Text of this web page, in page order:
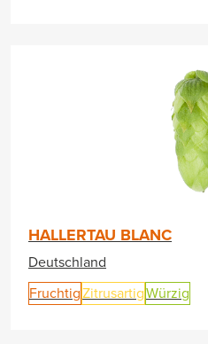
HALLERTAU BLANC
Deutschland
FruchtigZitrusartigWürzig